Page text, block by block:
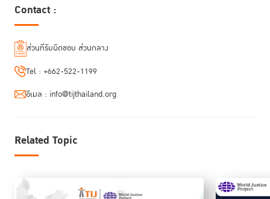
ดร.อณูวรรณ วงศ์พิเชษฐ์
หลักสูตร “RoLD Xcelerate” ในปีนี้มีจำนวนมากเป็นประวัติการณ์ถึง 99 คน
จาก 81 องค์กร ประกอบด้วย หน่วยงานในกลุ่มกระบวนการยุติธรรม (23%)
หน่วยงานภาครัฐ (15%) สถาบันการศึกษา (15%) องค์กรภาคเอกชน (28%)
สื่อมวลชนและ Influencer (9%) และ NGOs/iNGOs (9%) นอกจากนี้ ยัง
ประกอบด้วยคนหลายรุ่น ทั้ง Gen B เจน X และเจน Y ซึ่งนับเป็นการดึงพลัง
Contact :
ส่วนที่รับผิดชอบ ส่วนกลาง
Tel : +662-522-1199
อีเมล : info@tijthailand.org
Related Topic